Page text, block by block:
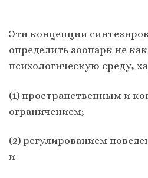
Эти концепции
определить зоопарк не
психологическую среду,
(1) пространственным и
ограничением;
(2) регулированием
и